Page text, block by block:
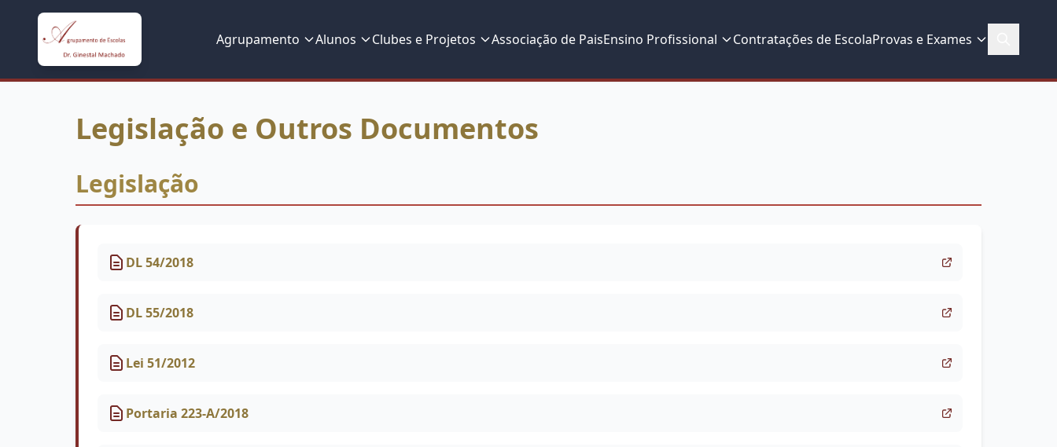
Agrupamento Alunos Clubes e Projetos Associação de PaisEnsino Profissional Contratações de EscolaProvas e Exames
Legislação e Outros Documentos
Legislação
DL 54/2018
DL 55/2018
Lei 51/2012
Portaria 223-A/2018